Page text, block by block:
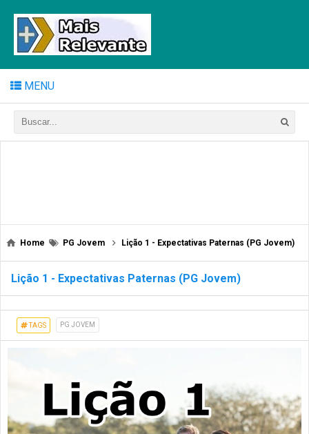
MENU
Home PG Jovem Lição 1 - Expectativas Paternas (PG Jovem)
Lição 1 - Expectativas Paternas (PG Jovem)
TAGS PG JOVEM